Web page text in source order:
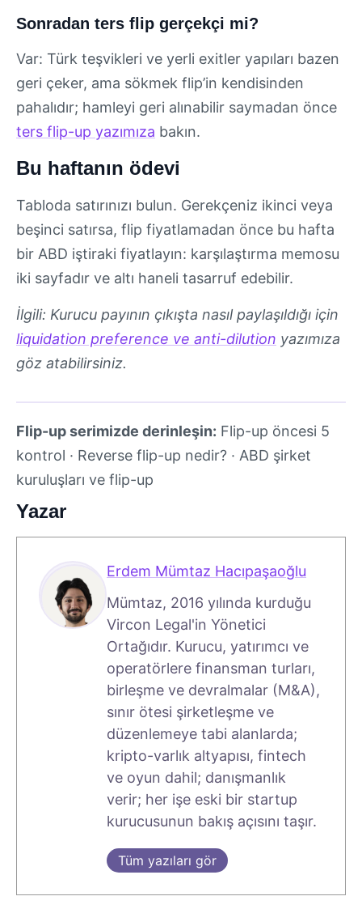
Sonradan ters flip gerçekçi mi?
Var: Türk teşvikleri ve yerli exitler yapıları bazen
geri çeker, ama sökmek flip’in kendisinden
pahalıdır; hamleyi geri alınabilir saymadan önce
ters flip-up yazımıza bakın.
Bu haftanın ödevi
Tabloda satırınızı bulun. Gerekçeniz ikinci veya
beşinci satırsa, flip fiyatlamadan önce bu hafta
bir ABD iştiraki fiyatlayın: karşılaştırma memosu
iki sayfadır ve altı haneli tasarruf edebilir.
İlgili: Kurucu payının çıkışta nasıl paylaşıldığı için
liquidation preference ve anti-dilution yazımıza
göz atabilirsiniz.
Flip-up serimizde derinleşin: Flip-up öncesi 5
kontrol · Reverse flip-up nedir? · ABD şirket
kuruluşları ve flip-up
Yazar
Erdem Mümtaz Hacıpaşaoğlu
Mümtaz, 2016 yılında kurduğu
Vircon Legal'in Yönetici
Ortağıdır. Kurucu, yatırımcı ve
operatörlere finansman turları,
birleşme ve devralmalar (M&A),
sınır ötesi şirketleşme ve
düzenlemeye tabi alanlarda;
kripto-varlık altyapısı, fintech
ve oyun dahil; danışmanlık
verir; her işe eski bir startup
kurucusunun bakış açısını taşır.
Tüm yazıları gör